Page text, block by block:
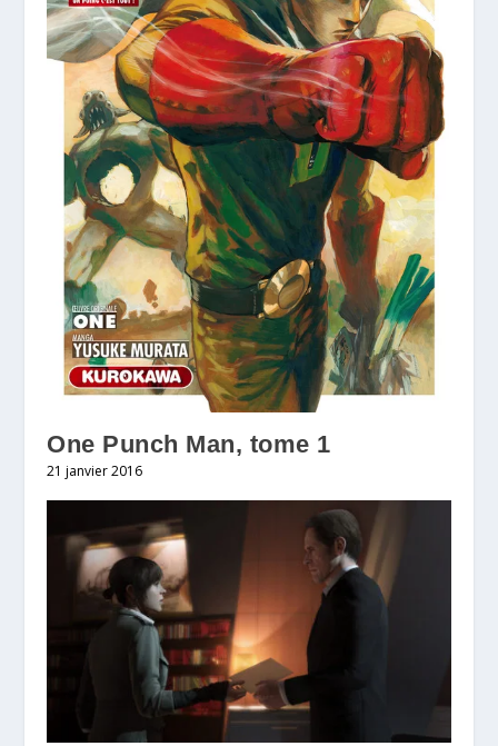
One Punch Man, tome 1
21 janvier 2016